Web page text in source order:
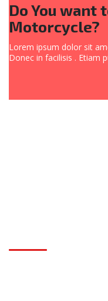
Do You want
Motorcycle?
Lorem ipsum dolor sit
Donec in facilisis . Etiam